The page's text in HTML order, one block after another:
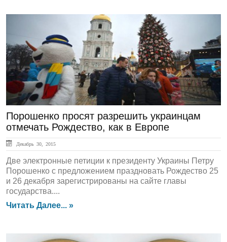
Порошенко просят разрешить украинцам
отмечать Рождество, как в Европе
Декабрь 30, 2015
Две электронные петиции к президенту Украины Петру
Порошенко с предложением праздновать Рождество 25
и 26 декабря зарегистрированы на сайте главы
государства....
Читать Далее... »